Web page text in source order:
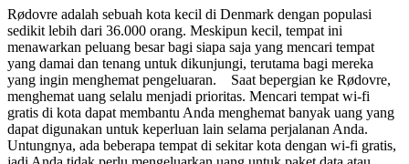
Rødovre adalah sebuah kota kecil di Denmark dengan populasi
sedikit lebih dari 36.000 orang. Meskipun kecil, tempat ini
menawarkan peluang besar bagi siapa saja yang mencari tempat
yang damai dan tenang untuk dikunjungi, terutama bagi mereka
yang ingin menghemat pengeluaran. Saat bepergian ke Rødovre,
menghemat uang selalu menjadi prioritas. Mencari tempat wi-fi
gratis di kota dapat membantu Anda menghemat banyak uang yang
dapat digunakan untuk keperluan lain selama perjalanan Anda.
Untungnya, ada beberapa tempat di sekitar kota dengan wi-fi gratis,